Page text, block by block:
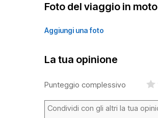
Foto del viaggio in moto
Aggiungi una foto
La tua opinione
Punteggio complessivo